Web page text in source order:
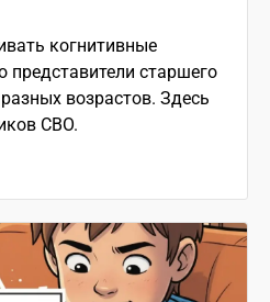
когнитивные
представители старшего
возрастов. Здесь
СВО.